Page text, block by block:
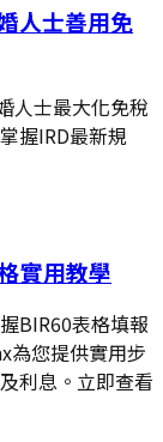
人士善用免
人士最大化免稅
握IRD最新規
實用教學
BIR60表格填報
為您提供實用步
利息。立即查看